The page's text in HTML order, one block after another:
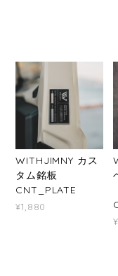
WITHJIMNY カス
タム銘板
CNT_PLATE
¥1,880